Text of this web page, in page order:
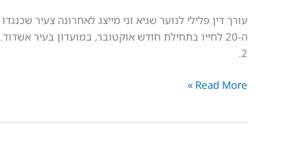
עורך דין פלילי לנוער שגיא זני מייצג לאחרונה צעיר
ה-20 לחייו בתחילת חודש אוקטובר, במועדון בעיר
2.
שחרור
נאשם
בדקירה
למעצר
Read More »